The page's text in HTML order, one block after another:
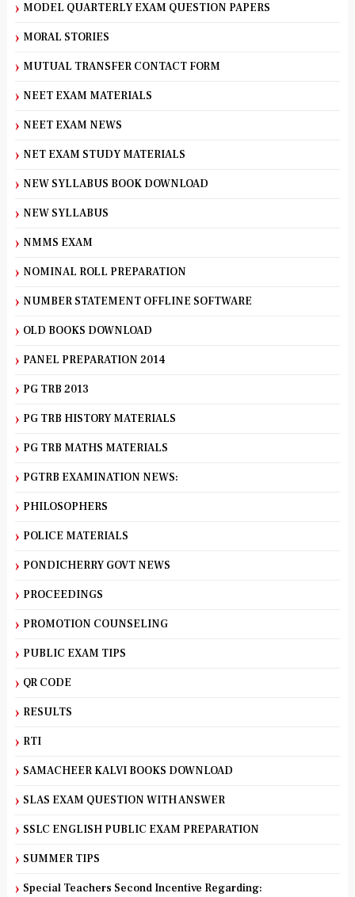
MODEL QUARTERLY EXAM QUESTION PAPERS
MORAL STORIES
MUTUAL TRANSFER CONTACT FORM
NEET EXAM MATERIALS
NEET EXAM NEWS
NET EXAM STUDY MATERIALS
NEW SYLLABUS BOOK DOWNLOAD
NEW SYLLABUS
NMMS EXAM
NOMINAL ROLL PREPARATION
NUMBER STATEMENT OFFLINE SOFTWARE
OLD BOOKS DOWNLOAD
PANEL PREPARATION 2014
PG TRB 2013
PG TRB HISTORY MATERIALS
PG TRB MATHS MATERIALS
PGTRB EXAMINATION NEWS:
PHILOSOPHERS
POLICE MATERIALS
PONDICHERRY GOVT NEWS
PROCEEDINGS
PROMOTION COUNSELING
PUBLIC EXAM TIPS
QR CODE
RESULTS
RTI
SAMACHEER KALVI BOOKS DOWNLOAD
SLAS EXAM QUESTION WITH ANSWER
SSLC ENGLISH PUBLIC EXAM PREPARATION
SUMMER TIPS
Special Teachers Second Incentive Regarding: